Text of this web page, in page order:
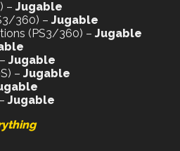
– Jugable
360) – Jugable
(PS3/360) – Jugable
Jugable
– Jugable
Jugable